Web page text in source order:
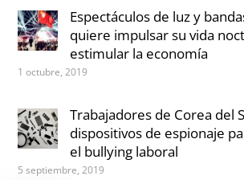
Espectáculos de luz y
quiere impulsar su vida
estimular la economía
1 octubre, 2019
Trabajadores de Corea del
dispositivos de espionaje
el bullying laboral
5 septiembre, 2019